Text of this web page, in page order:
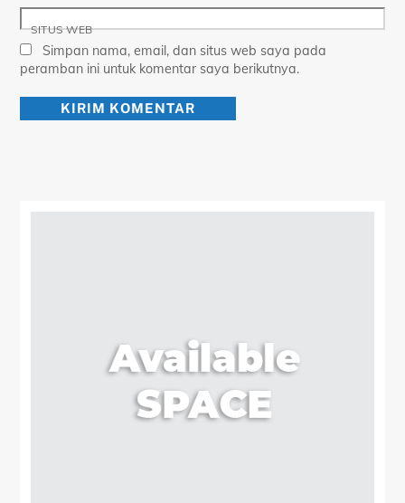
SITUS WEB
Simpan nama, email, dan situs web saya pada
peramban ini untuk komentar saya berikutnya.